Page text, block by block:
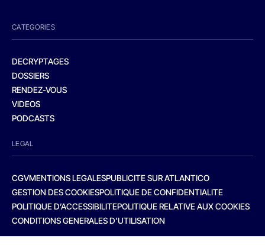
CATEGORIES
DECRYPTAGES
DOSSIERS
RENDEZ-VOUS
VIDEOS
PODCASTS
LEGAL
CGVMENTIONS LEGALESPUBLICITE SUR ATLANTICO
GESTION DES COOKIESPOLITIQUE DE CONFIDENTIALITE
POLITIQUE D’ACCESSIBILITEPOLITIQUE RELATIVE AUX COOKIES
CONDITIONS GENERALES D’UTILISATION